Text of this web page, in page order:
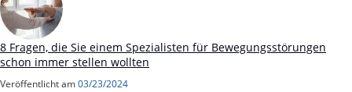
8 Fragen, die Sie einem Spezialisten für Bewegungsstörungen
schon immer stellen wollten
Veröffentlicht am03/23/2024